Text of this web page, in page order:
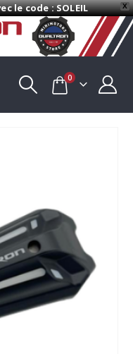
X
le code : SOLEIL
0